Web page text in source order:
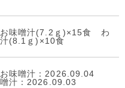
お味噌汁(7.2ｇ)×15食 わ
(8.1ｇ)×10食
味噌汁：2026.09.04
汁：2026.09.03